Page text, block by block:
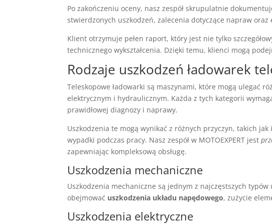
Po zakończeniu oceny, nasz zespół skrupulatnie
stwierdzonych uszkodzeń, zalecenia dotyczące napraw
Klient otrzymuje pełen raport, który jest nie tylko
technicznego wykształcenia. Dzięki temu, klienci mogą
Rodzaje uszkodzeń ładowarek
Teleskopowe ładowarki są maszynami, które mogą ulegać
elektrycznym i hydraulicznym. Każda z tych kategorii
prawidłowej diagnozy i naprawy.
Uszkodzenia te mogą wynikać z różnych przyczyn, takich
wypadki podczas pracy. Nasz zespół w MOTOEXPERT jest
zapewniając kompleksową obsługę.
Uszkodzenia mechaniczne
Uszkodzenia mechaniczne są jednym z najczęstszych
obejmować uszkodzenia układu napędowego, zużycie
Uszkodzenia elektryczne